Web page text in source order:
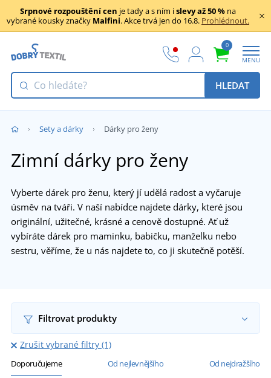
Srpnové rozpouštění cen je tady a s ním islevy až 50 % na
vybrané kousky značky Malfini. Akce trvá jen do 16.8. Prohlédnout.
0
MENU
HLEDAT
Sety a dárky Dárky pro ženy
Zimní dárky pro ženy
Vyberte dárek pro ženu, který jí udělá radost a vyčaruje
úsměv na tváři. V naší nabídce najdete dárky, které jsou
originální, užitečné, krásné a cenově dostupné. Ať už
vybíráte dárek pro maminku, babičku, manželku nebo
sestru, věříme, že u nás najdete to, co ji skutečně potěší.
Filtrovat produkty
Zrušit vybrané filtry (1)
Doporučujeme Od nejlevnějšího Od nejdražšího